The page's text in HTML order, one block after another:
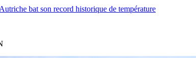
bat son record historique de température